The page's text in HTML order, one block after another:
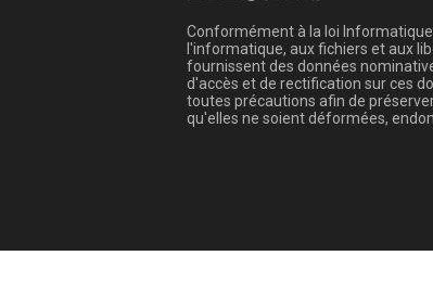
Conformément à la loi
l'informatique, aux fichiers et aux
fournissent des données
d'accès et de rectification sur ces
toutes précautions afin de
qu'elles ne soient déformées,